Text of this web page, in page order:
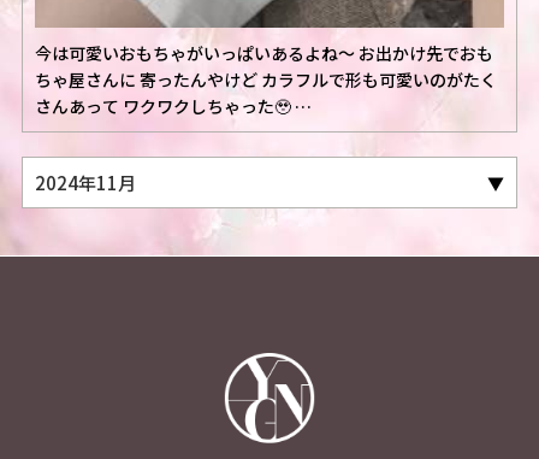
今は可愛いおもちゃがいっぱいあるよね～ お出かけ先でおも
ちゃ屋さんに 寄ったんやけど カラフルで形も可愛いのがたく
さんあって ワクワクしちゃった🥹 …